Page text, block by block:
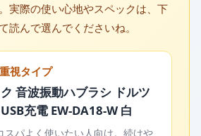
実際の使い心地やスペックは、下
読んで選んでくださいね。
視タイプ
音波振動ハブラシ ドルツ
充電 EW-DA18-W 白
スパよく使いたい人向け。続けや